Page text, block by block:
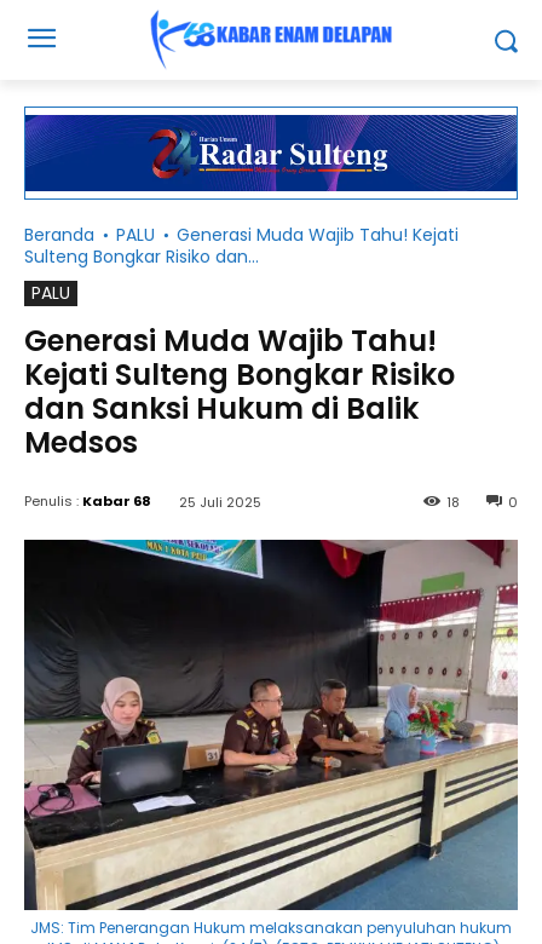
Beranda PALU
Generasi Muda Wajib Tahu! Kejati
Sulteng Bongkar Risiko dan...
PALU
Generasi Muda Wajib Tahu!
Kejati Sulteng Bongkar Risiko
dan Sanksi Hukum di Balik
Medsos
Penulis : Kabar 68 25 Juli 2025 0
18
JMS: Tim Penerangan Hukum melaksanakan penyuluhan hukum